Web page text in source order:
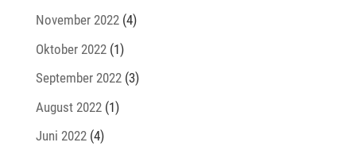
November 2022(4)
Oktober 2022(1)
September 2022(3)
August 2022(1)
Juni 2022(4)